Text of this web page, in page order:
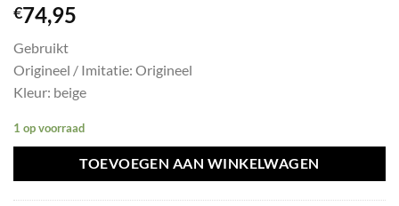
€74,95
Gebruikt
Origineel / Imitatie: Origineel
Kleur: beige
1 op voorraad
TOEVOEGEN AAN WINKELWAGEN